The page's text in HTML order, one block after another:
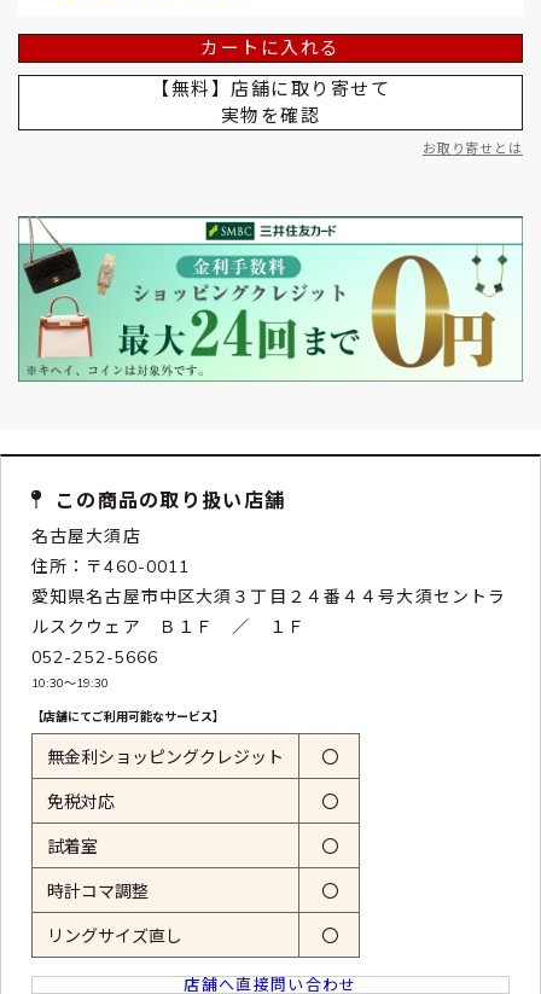
カートに入れる
【無料】店舗に取り寄せて
実物を確認
お取り寄せとは
この商品の取り扱い店舗
名古屋大須店
住所：〒460-0011
愛知県名古屋市中区大須３丁目２４番４４号大須セントラ
ルスクウェア Ｂ１Ｆ ／ １Ｆ
052-252-5666
10:30〜19:30
【店舗にてご利用可能なサービス】
無金利ショッピングクレジット 〇
免税対応 〇
試着室 〇
時計コマ調整 〇
リングサイズ直し 〇
店舗へ直接問い合わせ